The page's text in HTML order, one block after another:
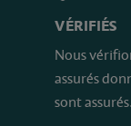
VÉRIFIÉS
Nous
assurés
sont assurés.